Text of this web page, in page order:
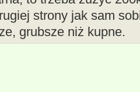
strony jak sam
grubsze niż kupne.